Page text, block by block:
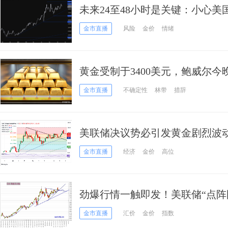
未来24至48小时是关键：小心美
探3400失败，鲍威尔驾到
金市直播 风险 金价 情绪
黄金受制于3400美元，鲍威尔今
金市直播 不确定性 林带 措辞
美联储决议势必引发黄金剧烈波
师：这一幕恐引发金价大跌
金市直播 经济 金价 高位
劲爆行情一触即发！美联储“点
元指数、日元、欧元、英镑、澳
金市直播 汇价 金价 指数